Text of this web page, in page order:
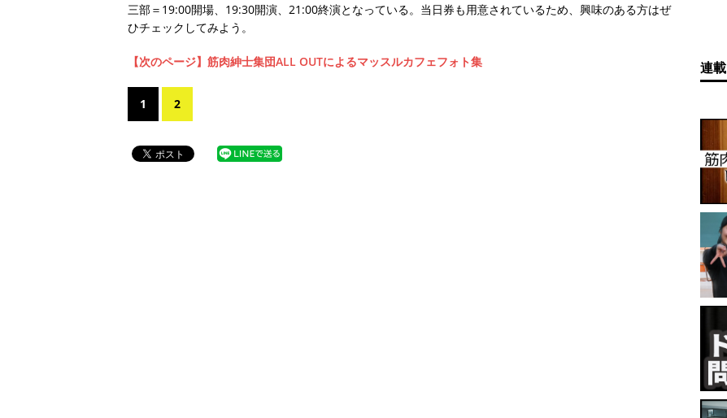
三部＝19:00開場、19:30開演、21:00終演となっている。当日券も用意されているため、興味のある方はぜ
ひチェックしてみよう。
【次のページ】筋肉紳士集団ALL OUTによるマッスルカフェフォト集
1 2
連載